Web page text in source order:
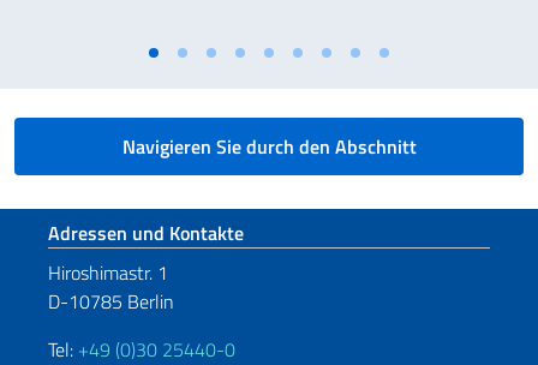
Navigieren Sie durch den Abschnitt
Fußbereich
Adressen und Kontakte
Hiroshimastr. 1
D-10785 Berlin
Tel: +49 (0)30 25440-0